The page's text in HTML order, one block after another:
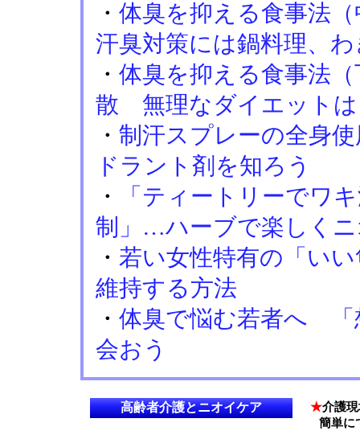
・ 体臭を抑える食事法
汗臭対策には鍋料理、
・ 体臭を抑える食事法
散 無理なダイエットは
・ 制汗スプレーの全身
ドラント剤を知ろう
・
「ティートリーでワ
制」…ハーブで楽しく
・ 若い女性特有の「い
維持する方法
・ 体臭で悩む若者へ 「
会おう
高齢者介護とニオイケア ★介護
簡単にで